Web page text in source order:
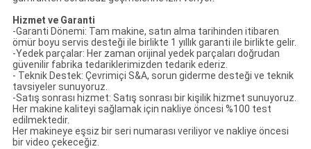
VIDEOLAR
HAKKIMIZDA
FABRIKA
TURU
Hizmet ve Garanti
-Garanti Dönemi: Tam makine, satın alma tarihinden itibaren
ömür boyu servis desteği ile birlikte 1 yıllık garanti ile birlikte gelir.
-Yedek parçalar: Her zaman orijinal yedek parçaları doğrudan
güvenilir fabrika tedariklerimizden tedarik ederiz.
- Teknik Destek: Çevrimiçi S&A, sorun giderme desteği ve teknik
tavsiyeler sunuyoruz.
-Satış sonrası hizmet: Satış sonrası bir kişilik hizmet sunuyoruz.
Her makine kaliteyi sağlamak için nakliye öncesi %100 test
edilmektedir.
Her makineye eşsiz bir seri numarası veriliyor ve nakliye öncesi
bir video çekeceğiz.